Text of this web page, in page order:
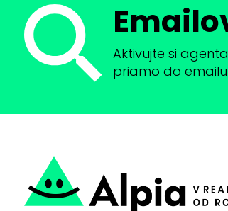
Aktivujte si
priamo do